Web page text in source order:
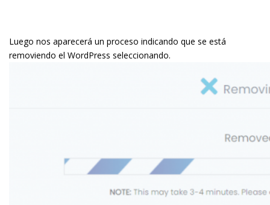
Luego nos aparecerá un proceso indicando que se está
removiendo el WordPress seleccionando.